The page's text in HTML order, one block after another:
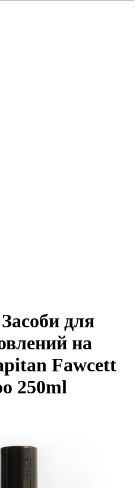
для
на
Fawcett
250ml